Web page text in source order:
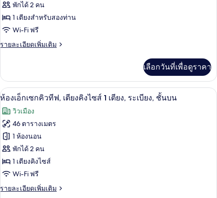
เตียง,
ชั้น
เตียง
คิง
ไซส์
เตียง,
ของ
ห้อง
อี
โค
มี
ดับเบิล
พักได้ 2 คน
1 เตียงสำหรับสองท่าน
Wi-Fi ฟรี
รายละเอียดเพิ่มเติม
ราย
เกี่ยว
กับ
ห้อง
โค
โน
มี
ดับเบิล
เลือกวันที่เพื่อดูราคา
เปิด
ภาพถ่าย
ทั้งหมด
ของ
ห้อง
เอ็ก
เซก
คิว
ตู้นิรภัยในห้องพัก, โต๊ะทำงาน, เตารีด/
4
ห้องเอ็กเซกคิวทีฟ, เตียงคิงไซส์ 1 เตียง, ระเบียง, ชั้นบน
วิวเมือง
46 ตารางเมตร
1 ห้องนอน
พักได้ 2 คน
1 เตียงคิงไซส์
Wi-Fi ฟรี
รายละเอียดเพิ่มเติม
ราย